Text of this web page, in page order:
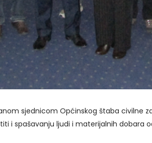
sjednicom Općinskog štaba civilne
i spašavanju ljudi i materijalnih dobara